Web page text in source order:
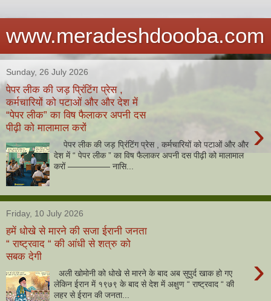
www.meradeshdoooba.com
Sunday, 26 July 2026
पेपर लीक की जड़ प्रिंटिंग प्रेस ,
कर्मचारियों को पटाओं और और देश में
“पेपर लीक” का विष फैलाकर अपनी दस
पीढ़ी को मालामाल करों
›
पेपर लीक की जड़ प्रिंटिंग प्रेस , कर्मचारियों को पटाओं और और
देश में “ पेपर लीक ” का विष फैलाकर अपनी दस पीढ़ी को मालामाल
करों ————— नासि...
Friday, 10 July 2026
हमें धोखे से मारने की सजा ईरानी जनता
“ राष्ट्रवाद “ की आंधी से शत्रु को
सबक देगी
›
अली खोमोनी को धोखे से मारने के बाद अब सुपुर्द खाक हो गए
लेकिन ईरान में १९७९ के बाद से देश में अक्षुण “ राष्ट्रवाद “ की
लहर से ईरान की जनता...